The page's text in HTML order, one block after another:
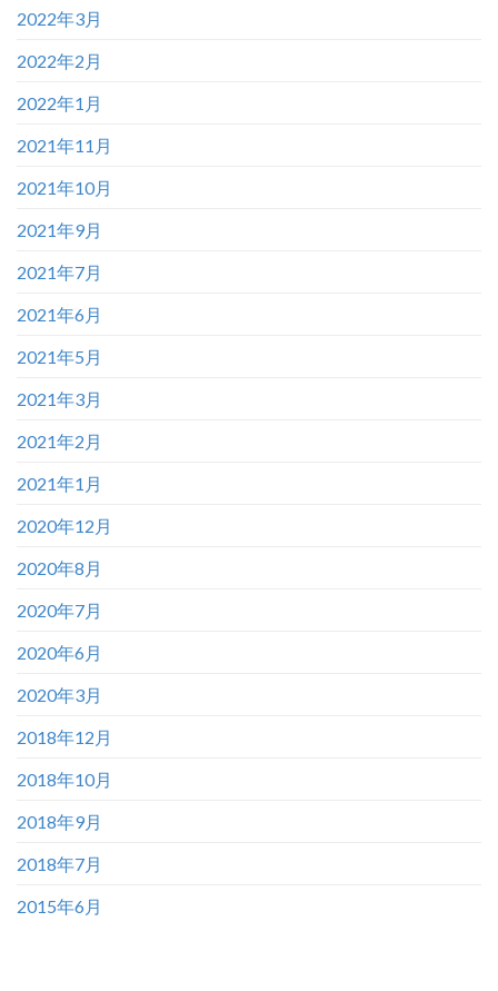
2022年3月
2022年2月
2022年1月
2021年11月
2021年10月
2021年9月
2021年7月
2021年6月
2021年5月
2021年3月
2021年2月
2021年1月
2020年12月
2020年8月
2020年7月
2020年6月
2020年3月
2018年12月
2018年10月
2018年9月
2018年7月
2015年6月